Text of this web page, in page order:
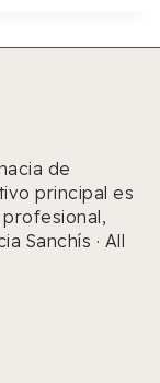
de
principal es
Sanchís · All